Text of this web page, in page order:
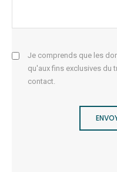
Je comprends que les
qu'aux fins exclusives du
contact.